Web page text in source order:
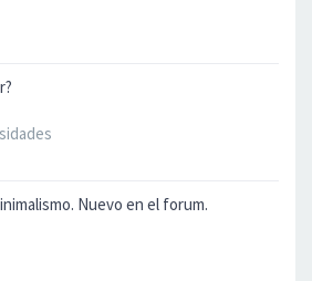
Nuevo en el forum.